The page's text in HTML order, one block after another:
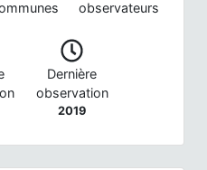
observateurs
Dernière
observation
2019